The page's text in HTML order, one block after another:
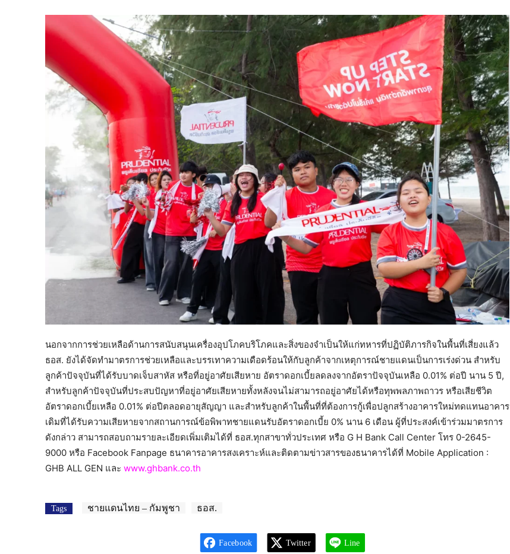
นอกจากการช่วยเหลือด้านการสนับสนุนเครื่องอุปโภคบริโภคและสิ่งของจำเป็นให้แก่ทหารที่ปฏิบัติภารกิจในพื้นที่เสี่ยงแล้ว
ธอส. ยังได้จัดทำมาตรการช่วยเหลือและบรรเทาความเดือดร้อนให้กับลูกค้าจากเหตุการณ์ชายแดนเป็นการเร่งด่วน สำหรับ
ลูกค้าปัจจุบันที่ได้รับบาดเจ็บสาหัส หรือที่อยู่อาศัยเสียหาย อัตราดอกเบี้ยลดลงจากอัตราปัจจุบันเหลือ 0.01% ต่อปี นาน 5 ปี,
สำหรับลูกค้าปัจจุบันที่ประสบปัญหาที่อยู่อาศัยเสียหายทั้งหลังจนไม่สามารถอยู่อาศัยได้หรือทุพพลภาพถาวร หรือเสียชีวิต
อัตราดอกเบี้ยเหลือ 0.01% ต่อปีตลอดอายุสัญญา และสำหรับลูกค้าในพื้นที่ที่ต้องการกู้เพื่อปลูกสร้างอาคารใหม่ทดแทนอาคาร
เดิมที่ได้รับความเสียหายจากสถานการณ์ข้อพิพาทชายแดนรับอัตราดอกเบี้ย 0% นาน 6 เดือน ผู้ที่ประสงค์เข้าร่วมมาตรการ
ดังกล่าว สามารถสอบถามรายละเอียดเพิ่มเติมได้ที่ ธอส.ทุกสาขาทั่วประเทศ หรือ G H Bank Call Center โทร 0-2645-
9000 หรือ Facebook Fanpage ธนาคารอาคารสงเคราะห์และติดตามข่าวสารของธนาคารได้ที่ Mobile Application :
GHB ALL GEN และ www.ghbank.co.th
Tags ชายแดนไทย – กัมพูชา ธอส.
Facebook Twitter Line